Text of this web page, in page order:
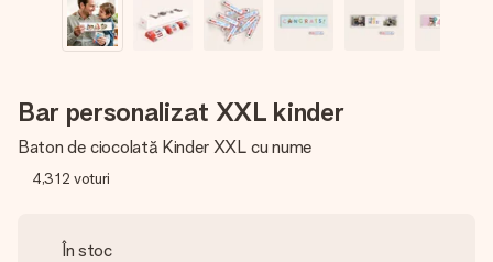
Bar personalizat XXL kinder
Baton de ciocolată Kinder XXL cu nume
4,312 voturi
În stoc